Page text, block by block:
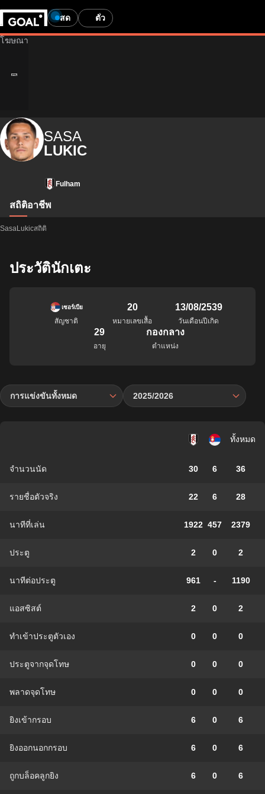
สด ตั๋ว
SASA
LUKIC
Fulham
สถิติอาชีพ
SasaLukicสถิติ
ประวัตินักเตะ
เซอร์เบีย
สัญชาติ
20
หมายเลขเสื้อ
13/08/2539
วันเดือนปีเกิด
29
อายุ
กองกลาง
ตำแหน่ง
การแข่งขันทั้งหมด 2025/2026
ทั้งหมด
จำนวนนัด 30 6 36
รายชื่อตัวจริง 22 6 28
นาทีที่เล่น 1922 457 2379
ประตู 2 0 2
นาทีต่อประตู 961 - 1190
แอสซิสต์ 2 0 2
ทําเข้าประตูตัวเอง 0 0 0
ประตูจากจุดโทษ 0 0 0
พลาดจุดโทษ 0 0 0
ยิงเข้ากรอบ 6 0 6
ยิงออกนอกกรอบ 6 0 6
ถูกบล็อคลูกยิง 6 0 6